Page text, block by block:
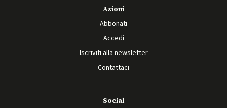
Azioni
Abbonati
Accedi
Iscriviti alla newsletter
Contattaci
Social